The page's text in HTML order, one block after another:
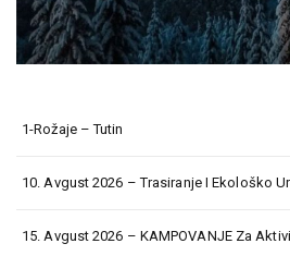
1-Rožaje – Tutin
10. Avgust 2026 – Trasiranje I Ekološko
15. Avgust 2026 – KAMPOVANJE Za